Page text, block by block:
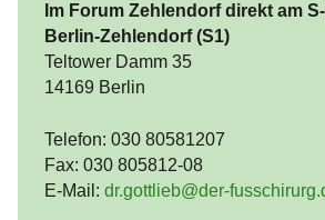
Bänderverletzungen
rigidus
Überbein (Exostose)
Fußbeschwerden /
Fußwurzelknochen
Fußschmerzen
Arthroskopie
Korrekturen voroperierter
Operationsverfahren
Chevron-
Im Forum Zehlendorf direkt am
Berlin-Zehlendorf (S1)
Teltower Damm 35
14169 Berlin
Telefon: 030 80581207
Fax: 030 805812-08
E-Mail: dr.gottlieb@der-